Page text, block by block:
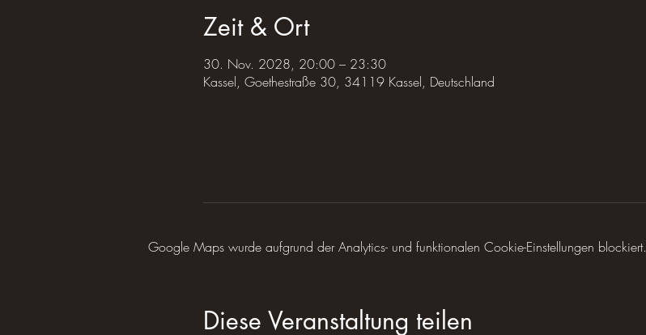
Zeit & Ort
30. Nov. 2028, 20:00 – 23:30
Kassel, Goethestraße 30, 34119 Kassel, Deutschland
Google Maps wurde aufgrund der Analytics- und funktionalen Cookie-Einstellungen blockiert.
Diese Veranstaltung teilen